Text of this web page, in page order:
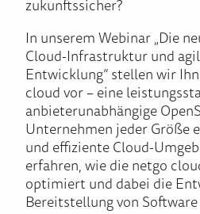
zukunftssicher?
In unserem Webinar „Die
Cloud-Infrastruktur und
Entwicklung“ stellen wir
cloud vor – eine
anbieterunabhängige
Unternehmen jeder Größe
und effiziente Cloud-
erfahren, wie die netgo
optimiert und dabei die
Bereitstellung von